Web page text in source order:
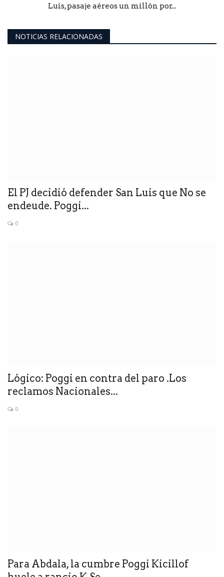
Luis, pasaje aéreos un millón por...
NOTICIAS RELACIONADAS
El PJ decidió defender San Luis que No se
endeude. Poggi...
0
Lógico: Poggi en contra del paro .Los
reclamos Nacionales...
0
Para Abdala, la cumbre Poggi Kicillof